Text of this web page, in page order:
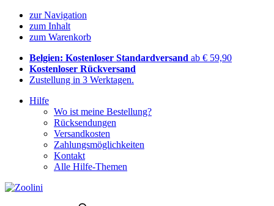
zur Navigation
zum Inhalt
zum Warenkorb
Belgien: Kostenloser Standardversand ab € 59,90
Kostenloser Rückversand
Zustellung in 3 Werktagen.
Hilfe
Wo ist meine Bestellung?
Rücksendungen
Versandkosten
Zahlungsmöglichkeiten
Kontakt
Alle Hilfe-Themen